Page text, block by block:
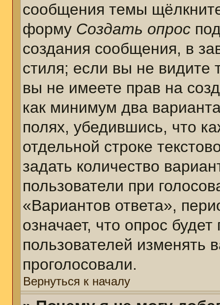
сообщения темы
форму Создать опрос
создания сообщения, в
стиля; если вы не видите
вы не имеете прав на
как минимум два
полях, убедившись, что
отдельной строке
задать количество
пользователи при
«Вариантов ответа»,
означает, что опрос
пользователей изменять
проголосовали.
Вернуться к началу